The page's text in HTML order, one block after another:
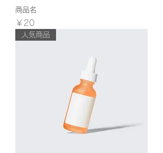
商品名
価格
￥20
人気商品